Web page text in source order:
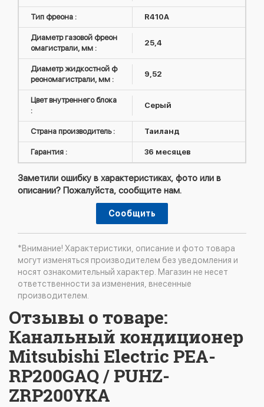
Тип фреона : R410А
Диаметр газовой фреон
омагистрали, мм :
25,4
Диаметр жидкостной ф
реономагистрали, мм :
9,52
Цвет внутреннего блока
:
Серый
Страна производитель : Таиланд
Гарантия : 36 месяцев
Заметили ошибку в характеристиках, фото или в
описании? Пожалуйста, сообщите нам.
Сообщить
*Внимание! Характеристики, описание и фото товара
могут изменяться производителем без уведомления и
носят ознакомительный характер. Магазин не несет
ответственности за изменения, внесенные
производителем.
Отзывы о товаре:
Канальный кондиционер
Mitsubishi Electric PEA-
RP200GAQ / PUHZ-
ZRP200YKA